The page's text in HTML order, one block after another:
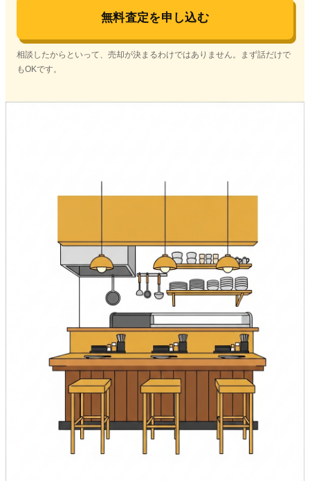
無料査定を申し込む
相談したからといって、売却が決まるわけではありません。まず話だけで
もOKです。